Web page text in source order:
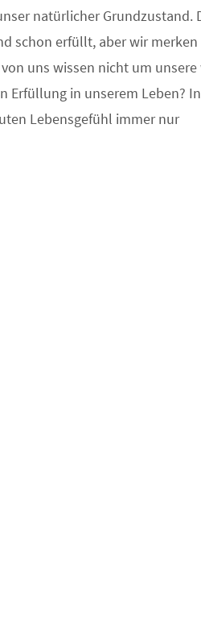
natürlicher Grundzustand.
schon erfüllt, aber wir merken
uns wissen nicht um
Erfüllung in unserem Leben?
Lebensgefühl immer nur